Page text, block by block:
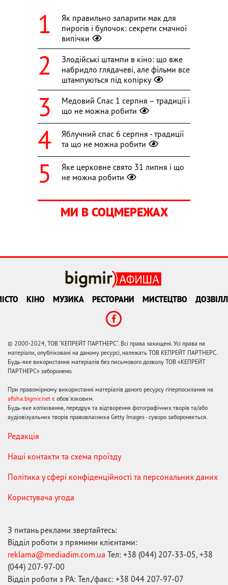
Як правильно запарити мак для
пирогів і булочок: секрети смачної
випічки
Злодійські штампи в кіно: що вже
набридло глядачеві, але фільми все
штампуються під копірку
Медовий Спас 1 серпня – традиції і
що не можна робити
Яблучний спас 6 серпня - традиції
та що не можна робити
Яке церковне свято 31 липня і що
не можна робити
МИ В СОЦМЕРЕЖАХ
КІНО МУЗИКА РЕСТОРАНИ МИСТЕЦТВО
© 2000-2024, ТОВ "КЕПРЕЙТ ПАРТНЕРС". Всі права захищені. Усі права на
матеріали, опубліковані на даному ресурсі, належать ТОВ КЕПРЕЙТ ПАРТНЕРС.
Будь-яке використання матеріалів без письмового дозволу ТОВ «КЕПРЕЙТ
ПАРТНЕРС» заборонено.
При правомірному використанні матеріалів даного ресурсу гіперпосилання на
afisha.bigmir.net є обов'язковим.
Будь-яке копіювання, передрук та відтворення фотографічних творів та/або
аудіовізуальних творів правовласника Getty Images - суворо забороняється.
Редакція
Наші контакти та схема проїзду
Політика у сфері конфіденційності та персональних даних
Користувача угода
З питань реклами звертайтесь:
Відділ роботи з прямими клієнтами:
reklama@mediadim.com.ua Тел: +38 (044) 207-33-05, +38
(044) 207-97-00
Відділ роботи з РА: Тел./факс: +38 044 207-97-07